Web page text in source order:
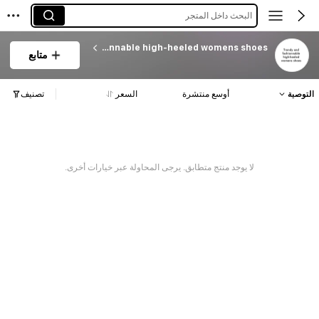
البحث داخل المتجر
Trendy and fashionnable high-heeled womens shoes
متابع
التوصية أوسع منتشرة السعر تصنيف
لا يوجد منتج متطابق. يرجى المحاولة عبر خيارات أخرى.